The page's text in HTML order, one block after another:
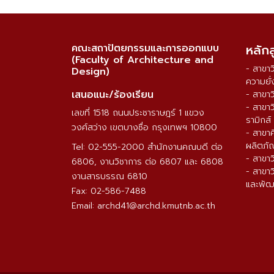
คณะสถาปัตยกรรมและการออกแบบ
(Faculty of Architecture and
Design)
เสนอแนะ/ร้องเรียน
เลขที่ 1518 ถนนประชาราษฎร์ 1 แขวง
วงศ์สว่าง เขตบางซื่อ กรุงเทพฯ 10800
Tel: 02-555-2000 สำนักงานคณบดี ต่อ
6806, งานวิชาการ ต่อ 6807 และ 6808
งานสารบรรณ 6810
Fax: 02-586-7488
Email: archd41@archd.kmutnb.ac.th
หลัก
- สาขา
ความ
- สาขา
- สาข
รามิกส์
- สาขา
ผลิตภั
- สาขา
- สาขา
และพั